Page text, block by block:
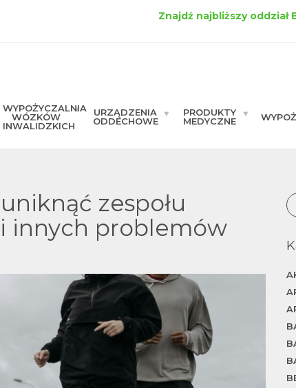
Znajdź najbliższy oddział
WYPOŻYCZALNIA
WÓZKÓW
INWALIDZKICH
URZĄDZENIA
ODDECHOWE
PRODUKTY
MEDYCZNE
zespołu
innych problemów